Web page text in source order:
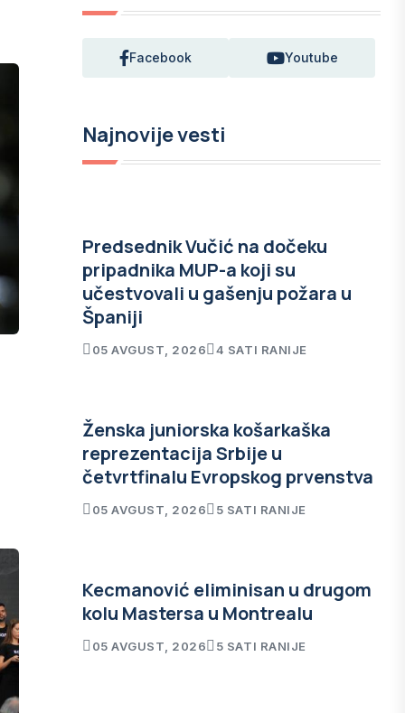
Facebook Youtube
Najnovije vesti
Predsednik Vučić na dočeku
pripadnika MUP-a koji su
učestvovali u gašenju požara u
Španiji
05 AVGUST, 2026 4 SATI RANIJE
Ženska juniorska košarkaška
reprezentacija Srbije u
četvrtfinalu Evropskog prvenstva
05 AVGUST, 2026 5 SATI RANIJE
Kecmanović eliminisan u drugom
kolu Mastersa u Montrealu
05 AVGUST, 2026 5 SATI RANIJE